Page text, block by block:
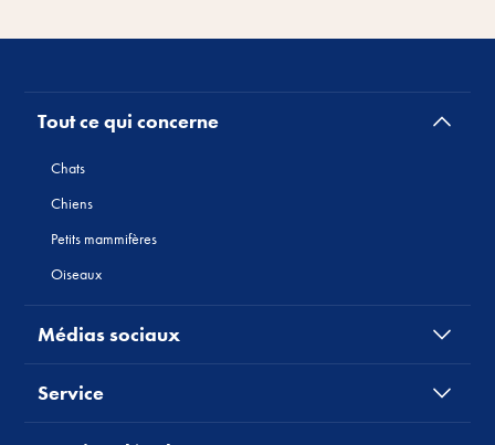
Tout ce qui concerne
Chats
Chiens
Petits mammifères
Oiseaux
Médias sociaux
Service